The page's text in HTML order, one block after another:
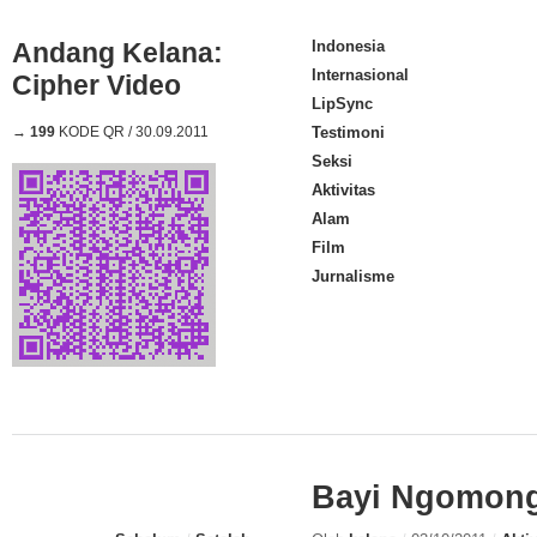
Andang Kelana:
Cipher Video
→ 199 KODE QR / 30.09.2011
Indonesia
Internasional
LipSync
Testimoni
Seksi
Aktivitas
Alam
Film
Jurnalisme
Bayi